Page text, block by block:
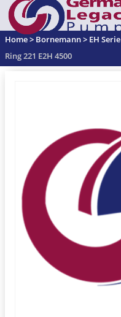
Home> Bornemann> EH Serie
Ring 221 E2H 4500